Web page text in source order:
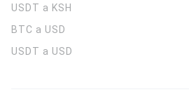
USDT a KSH
BTC a USD
USDT a USD